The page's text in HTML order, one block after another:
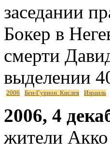
заседании
Бокер в
смерти
выделении
2006 Бен-Гурион. Кислев Израиль
2006, 4
жители Акко